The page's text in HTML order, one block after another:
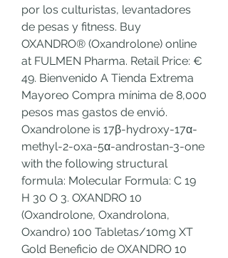
por los culturistas, levantadores
de pesas y fitness. Buy
OXANDRO® (Oxandrolone) online
at FULMEN Pharma. Retail Price: €
49. Bienvenido A Tienda Extrema
Mayoreo Compra mínima de 8,000
pesos mas gastos de envió.
Oxandrolone is 17β-hydroxy-17α-
methyl-2-oxa-5α-androstan-3-one
with the following structural
formula: Molecular Formula: C 19
H 30 O 3. OXANDRO 10
(Oxandrolone, Oxandrolona,
Oxandro) 100 Tabletas/10mg XT
Gold Beneficio de OXANDRO 10